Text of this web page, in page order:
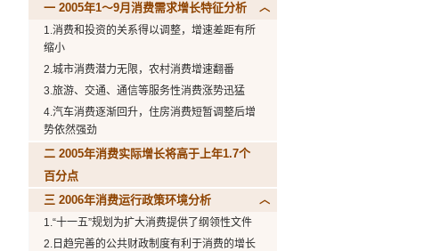
一 2005年1～9月消费需求增长特征分析
1.消费和投资的关系得以调整，增速差距有所
缩小
2.城市消费潜力无限，农村消费增速翻番
3.旅游、交通、通信等服务性消费涨势迅猛
4.汽车消费逐渐回升，住房消费短暂调整后增
势依然强劲
二 2005年消费实际增长将高于上年1.7个
百分点
三 2006年消费运行政策环境分析
1.“十一五”规划为扩大消费提供了纲领性文件
2.日趋完善的公共财政制度有利于消费的增长